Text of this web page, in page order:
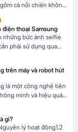
cả nồi chiên không
khi sử dụng. Vậy, Hz là
thoại Samsung
những bức ảnh selfie
phải sử dụng qua
năng chế độ làm
thao tác đơn giản,
trên máy và robot hút
là một công nghệ tiên
minh và hiệu quả
thể tự động điều
ứng với mọi địa hình
[…]
gì?
lý hoạt động1.2